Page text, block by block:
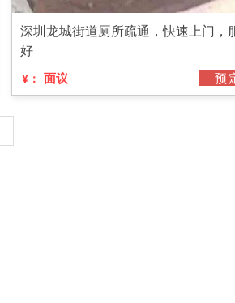
深圳龙城街道厕所疏通，快速上门，
好
¥： 面议 预